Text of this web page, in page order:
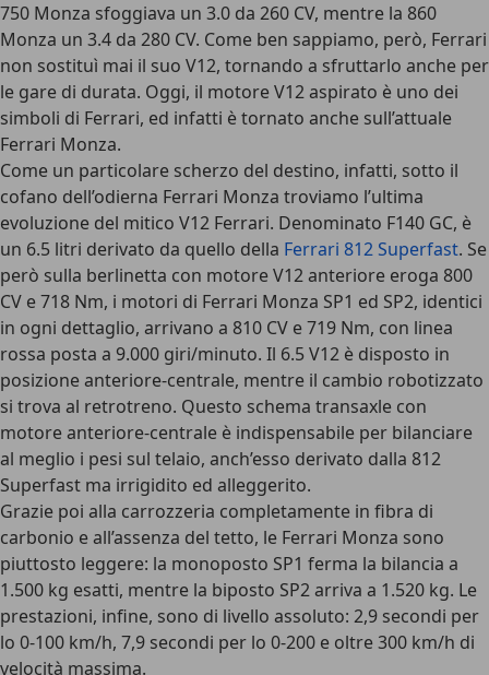
750 Monza sfoggiava un 3.0 da 260 CV, mentre la 860
Monza un 3.4 da 280 CV. Come ben sappiamo, però, Ferrari
non sostituì mai il suo V12, tornando a sfruttarlo anche per
le gare di durata. Oggi, il motore V12 aspirato è uno dei
simboli di Ferrari, ed infatti è tornato anche sull’attuale
Ferrari Monza.
Come un particolare scherzo del destino, infatti, sotto il
cofano dell’odierna Ferrari Monza troviamo l’ultima
evoluzione del mitico V12 Ferrari. Denominato F140 GC, è
un 6.5 litri derivato da quello della Ferrari 812 Superfast. Se
però sulla berlinetta con motore V12 anteriore eroga 800
CV e 718 Nm, i motori di Ferrari Monza SP1 ed SP2, identici
in ogni dettaglio, arrivano a 810 CV e 719 Nm, con linea
rossa posta a 9.000 giri/minuto. Il 6.5 V12 è disposto in
posizione anteriore-centrale, mentre il cambio robotizzato
si trova al retrotreno. Questo schema transaxle con
motore anteriore-centrale è indispensabile per bilanciare
al meglio i pesi sul telaio, anch’esso derivato dalla 812
Superfast ma irrigidito ed alleggerito.
Grazie poi alla carrozzeria completamente in fibra di
carbonio e all’assenza del tetto, le Ferrari Monza sono
piuttosto leggere: la monoposto SP1 ferma la bilancia a
1.500 kg esatti, mentre la biposto SP2 arriva a 1.520 kg. Le
prestazioni, infine, sono di livello assoluto: 2,9 secondi per
lo 0-100 km/h, 7,9 secondi per lo 0-200 e oltre 300 km/h di
velocità massima.